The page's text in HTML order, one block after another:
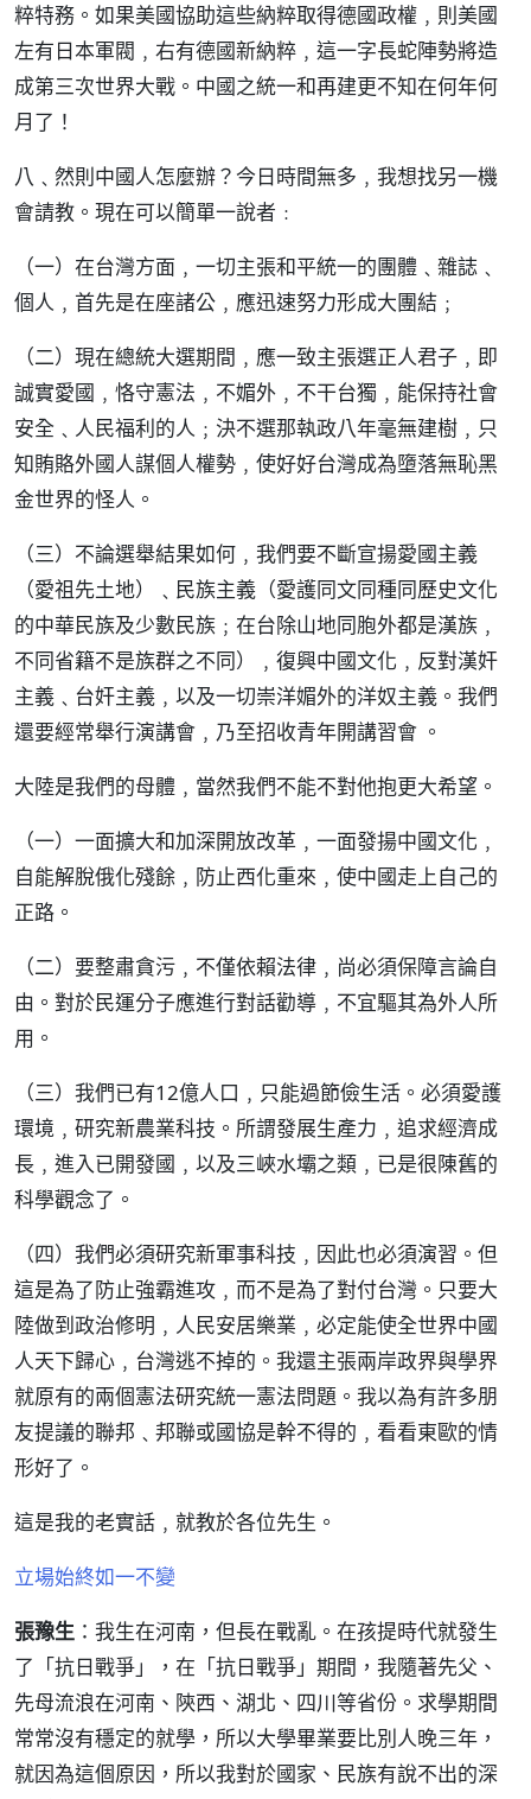
粹特務。如果美國協助這些納粹取得德國政權﹐則美國
左有日本軍閥﹐右有德國新納粹﹐這一字長蛇陣勢將造
成第三次世界大戰。中國之統一和再建更不知在何年何
月了！
八﹑然則中國人怎麼辦？今日時間無多﹐我想找另一機
會請教。現在可以簡單一說者﹕
（一）在台灣方面﹐一切主張和平統一的團體﹑雜誌﹑
個人﹐首先是在座諸公﹐應迅速努力形成大團結﹔
（二）現在總統大選期間﹐應一致主張選正人君子﹐即
誠實愛國﹐恪守憲法﹐不媚外﹐不干台獨﹐能保持社會
安全﹑人民福利的人﹔決不選那執政八年毫無建樹﹐只
知賄賂外國人謀個人權勢﹐使好好台灣成為墮落無恥黑
金世界的怪人。
（三）不論選舉結果如何﹐我們要不斷宣揚愛國主義
（愛祖先土地）﹑民族主義（愛護同文同種同歷史文化
的中華民族及少數民族﹔在台除山地同胞外都是漢族﹐
不同省籍不是族群之不同）﹐復興中國文化﹐反對漢奸
主義﹑台奸主義﹐以及一切崇洋媚外的洋奴主義。我們
還要經常舉行演講會﹐乃至招收青年開講習會 。
大陸是我們的母體﹐當然我們不能不對他抱更大希望。
（一）一面擴大和加深開放改革﹐一面發揚中國文化﹐
自能解脫俄化殘餘﹐防止西化重來﹐使中國走上自己的
正路。
（二）要整肅貪污﹐不僅依賴法律﹐尚必須保障言論自
由。對於民運分子應進行對話勸導﹐不宜驅其為外人所
用。
（三）我們已有12億人口﹐只能過節儉生活。必須愛護
環境﹐研究新農業科技。所謂發展生產力﹐追求經濟成
長﹐進入已開發國﹐以及三峽水壩之類﹐已是很陳舊的
科學觀念了。
（四）我們必須研究新軍事科技﹐因此也必須演習。但
這是為了防止強霸進攻﹐而不是為了對付台灣。只要大
陸做到政治修明﹐人民安居樂業﹐必定能使全世界中國
人天下歸心﹐台灣逃不掉的。我還主張兩岸政界與學界
就原有的兩個憲法研究統一憲法問題。我以為有許多朋
友提議的聯邦﹑邦聯或國協是幹不得的﹐看看東歐的情
形好了。
這是我的老實話﹐就教於各位先生。
立場始終如一不變
張豫生 ：我生在河南，但長在戰亂。在孩提時代就發生
了「抗日戰爭」，在「抗日戰爭」期間，我隨著先父、
先母流浪在河南、陝西、湖北、四川等省份。求學期間
常常沒有穩定的就學，所以大學畢業要比別人晚三年，
就因為這個原因，所以我對於國家、民族有說不出的深